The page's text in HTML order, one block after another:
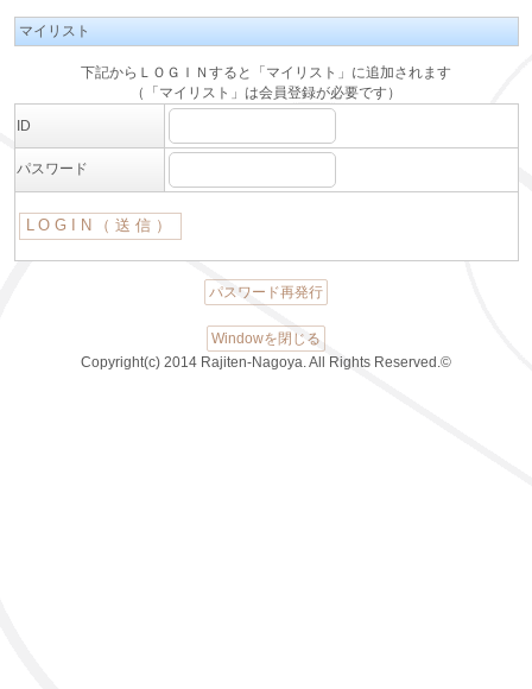
マイリスト
下記からＬＯＧＩＮすると「マイリスト」に追加されます
（「マイリスト」は会員登録が必要です）
ID
パスワード
パスワード再発行
Windowを閉じる
Copyright(c) 2014 Rajiten-Nagoya. All Rights Reserved.©